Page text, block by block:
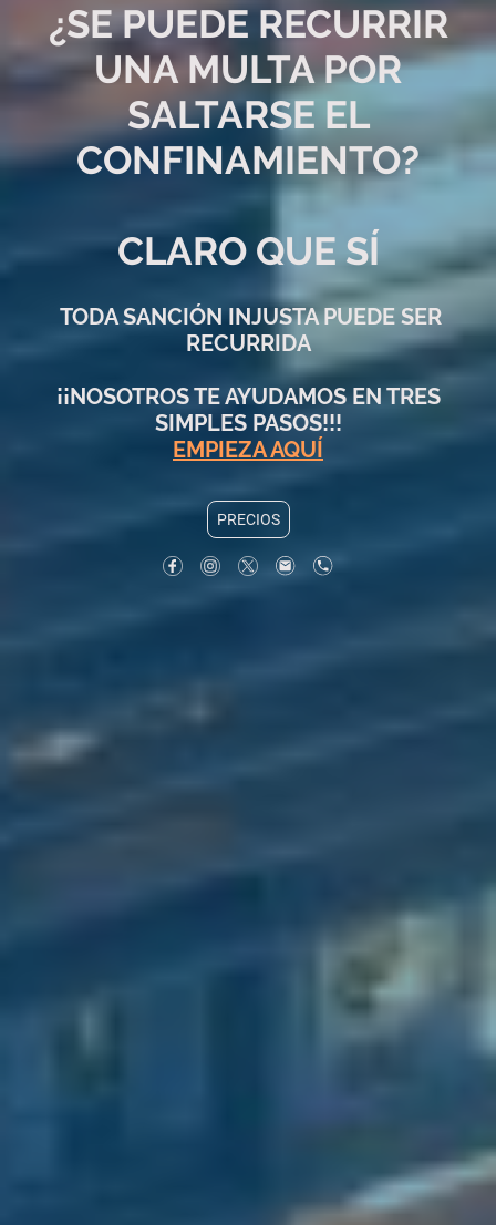
¿SE PUEDE RECURRIR
UNA MULTA POR
SALTARSE EL
CONFINAMIENTO?
CLARO QUE SÍ
TODA SANCIÓN INJUSTA PUEDE SER
RECURRIDA
¡¡NOSOTROS TE AYUDAMOS EN TRES
SIMPLES PASOS!!!
EMPIEZA AQUÍ
PRECIOS